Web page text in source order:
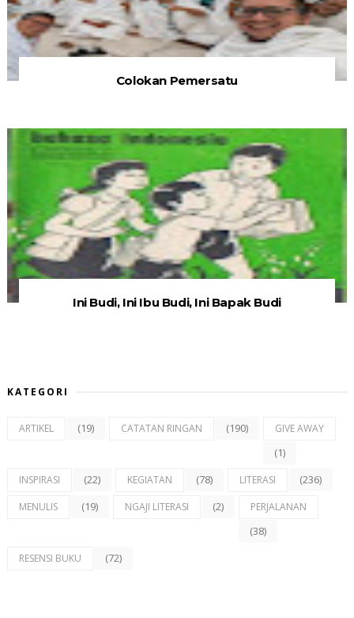
Colokan Pemersatu
Ini Budi, Ini Ibu Budi, Ini Bapak Budi
KATEGORI
ARTIKEL (19) CATATAN RINGAN (190) GIVE AWAY
(1)
INSPIRASI (22) KEGIATAN (78) LITERASI (236)
MENULIS (19) NGAJI LITERASI (2) PERJALANAN
(38)
RESENSI BUKU (72)